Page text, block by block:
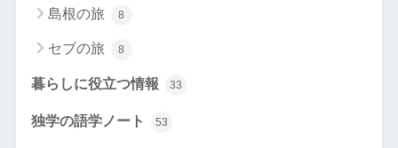
島根の旅 8
セブの旅 8
暮らしに役立つ情報 33
独学の語学ノート 53